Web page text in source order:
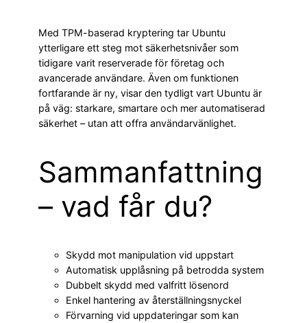
Med TPM-baserad kryptering tar Ubuntu
ytterligare ett steg mot säkerhetsnivåer som
tidigare varit reserverade för företag och
avancerade användare. Även om funktionen
fortfarande är ny, visar den tydligt vart Ubuntu är
på väg: starkare, smartare och mer automatiserad
säkerhet – utan att offra användarvänlighet.
Sammanfattning
– vad får du?
Skydd mot manipulation vid uppstart
Automatisk upplåsning på betrodda system
Dubbelt skydd med valfritt lösenord
Enkel hantering av återställningsnyckel
Förvarning vid uppdateringar som kan